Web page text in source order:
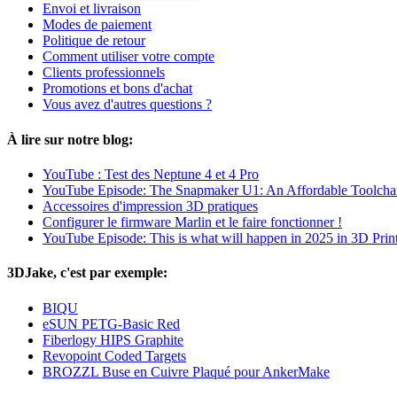
Envoi et livraison
Modes de paiement
Politique de retour
Comment utiliser votre compte
Clients professionnels
Promotions et bons d'achat
Vous avez d'autres questions ?
À lire sur notre blog:
YouTube : Test des Neptune 4 et 4 Pro
YouTube Episode: The Snapmaker U1: An Affordable
Accessoires d'impression 3D pratiques
Configurer le firmware Marlin et le faire fonctionner !
YouTube Episode: This is what will happen in 2025 in 3D
3DJake, c'est par exemple:
BIQU
eSUN PETG-Basic Red
Fiberlogy HIPS Graphite
Revopoint Coded Targets
BROZZL Buse en Cuivre Plaqué pour AnkerMake